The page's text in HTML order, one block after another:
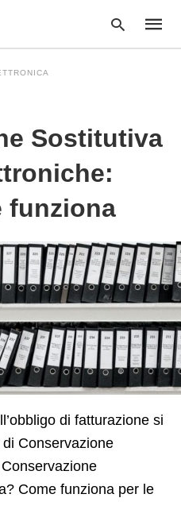
your
search
Sostitutiva
funziona
di fatturazione si
Conservazione
Come funziona per le